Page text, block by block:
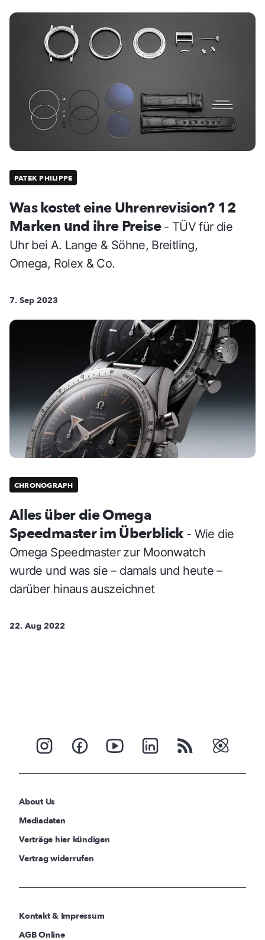
PATEK PHILIPPE
Was kostet eine Uhrenrevision? 12
Marken und ihre Preise - TÜV für die
Uhr bei A. Lange & Söhne, Breitling,
Omega, Rolex & Co.
7. Sep 2023
CHRONOGRAPH
Alles über die Omega
Speedmaster im Überblick - Wie die
Omega Speedmaster zur Moonwatch
wurde und was sie – damals und heute –
darüber hinaus auszeichnet
22. Aug 2022
About Us
Mediadaten
Verträge hier kündigen
Vertrag widerrufen
Kontakt & Impressum
AGB Online